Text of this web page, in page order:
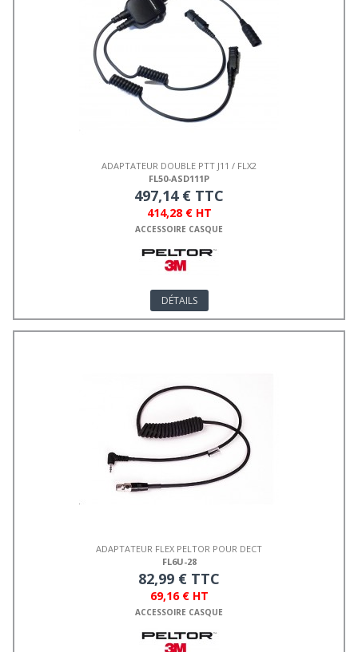
ADAPTATEUR DOUBLE PTT J11 / FLX2
FL50-ASD111P
497,14 € TTC
414,28 € HT
ACCESSOIRE CASQUE
DÉTAILS
ADAPTATEUR FLEX PELTOR POUR DECT
FL6U-28
82,99 € TTC
69,16 € HT
ACCESSOIRE CASQUE